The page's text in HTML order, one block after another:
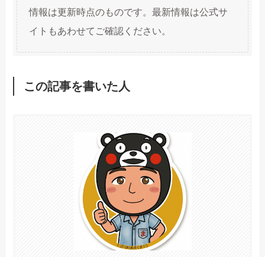
情報は更新時点のものです。最新情報は公式サ
イトもあわせてご確認ください。
この記事を書いた人